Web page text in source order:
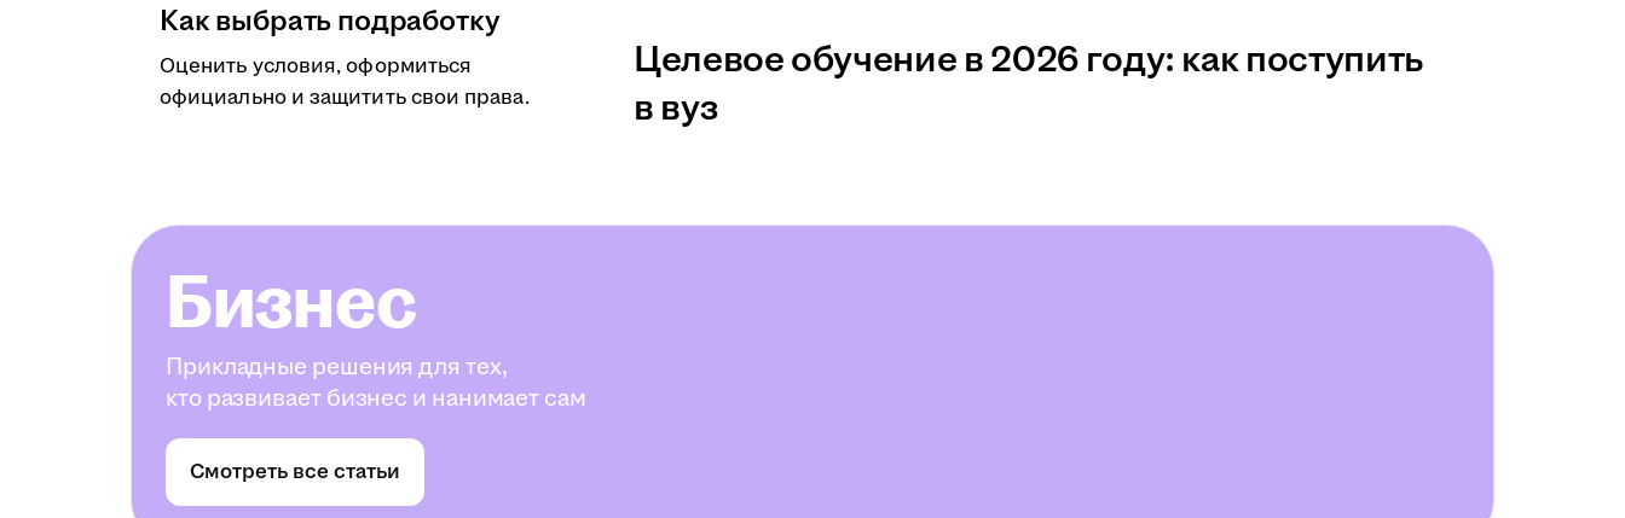
Как выбрать подработку
Оценить условия, оформиться
официально и защитить свои права.
Целевое обучение в 2026 году: как поступить
в вуз
Бизнес
Прикладные решения для тех,
кто развивает бизнес и нанимает сам
Смотреть все статьи